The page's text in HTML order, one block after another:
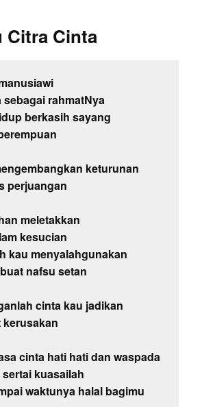
Citra Cinta
rahmatNya
berkasih sayang
keturunan
perjuangan
meletakkan
kesucian
kau menyalahgunakan
nafsu setan
cinta kau jadikan
kerusakan
cinta hati hati dan waspada
kuasailah
waktunya halal bagimu